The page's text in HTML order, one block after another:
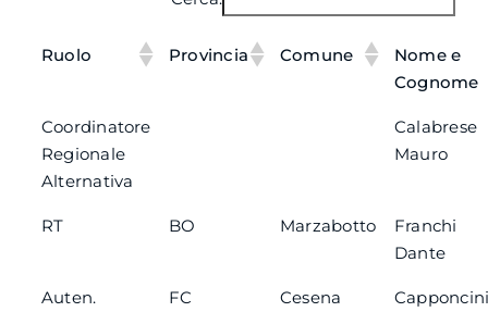
Ruolo Provincia Comune
Nome e
Cognome
Coordinatore
Regionale
Alternativa
Calabrese
Mauro
RT BO Marzabotto
Franchi
Dante
Auten.
FC Cesena